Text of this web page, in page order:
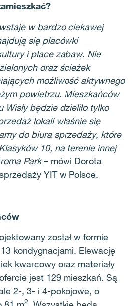
w bardzo ciekawej
się placówki
i place zabaw. Nie
oraz ścieżek
możliwość aktywnego
powietrzu. Mieszkańców
będzie dzieliło tylko
lokali właśnie się
do biura sprzedaży, które
10, na terenie innej
Park– mówi Dorota
YIT w Polsce.
został w formie
kondygnacjami. Elewację
kwarcowy oraz materiały
jest 129 mieszkań. Są
2-, 3- i 4-pokojowe, o
2